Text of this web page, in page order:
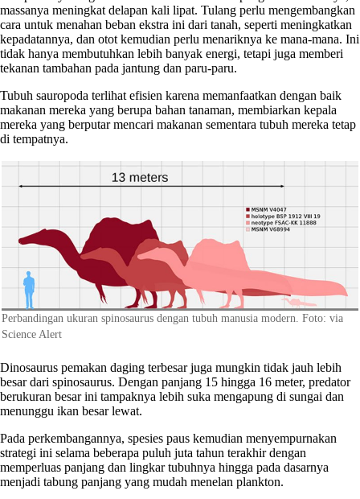
massanya meningkat delapan kali lipat. Tulang perlu mengembangkan
cara untuk menahan beban ekstra ini dari tanah, seperti meningkatkan
kepadatannya, dan otot kemudian perlu menariknya ke mana-mana. Ini
tidak hanya membutuhkan lebih banyak energi, tetapi juga memberi
tekanan tambahan pada jantung dan paru-paru.
Tubuh sauropoda terlihat efisien karena memanfaatkan dengan baik
makanan mereka yang berupa bahan tanaman, membiarkan kepala
mereka yang berputar mencari makanan sementara tubuh mereka tetap
di tempatnya.
Perbandingan ukuran spinosaurus dengan tubuh manusia modern. Foto: via
Science Alert
Dinosaurus pemakan daging terbesar juga mungkin tidak jauh lebih
besar dari spinosaurus. Dengan panjang 15 hingga 16 meter, predator
berukuran besar ini tampaknya lebih suka mengapung di sungai dan
menunggu ikan besar lewat.
Pada perkembangannya, spesies paus kemudian menyempurnakan
strategi ini selama beberapa puluh juta tahun terakhir dengan
memperluas panjang dan lingkar tubuhnya hingga pada dasarnya
menjadi tabung panjang yang mudah menelan plankton.